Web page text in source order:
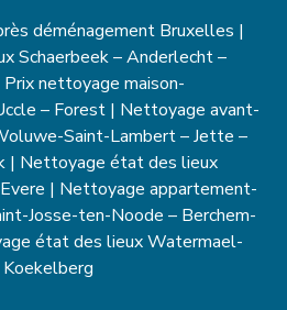
déménagement Bruxelles |
Schaerbeek – Anderlecht –
nettoyage maison-
– Forest | Nettoyage avant-
Saint-Lambert – Jette –
| Nettoyage état des lieux
| Nettoyage appartement-
Josse-ten-Noode – Berchem-
état des lieux Watermael-